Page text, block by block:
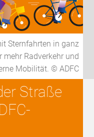
Sternfahrten in ganz
mehr Radverkehr und
Mobilität. © ADFC
Straße